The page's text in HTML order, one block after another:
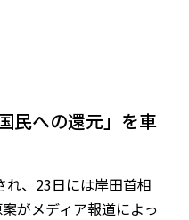
EN
民への還元」を車
、23日には岸田首相
がメディア報道によっ